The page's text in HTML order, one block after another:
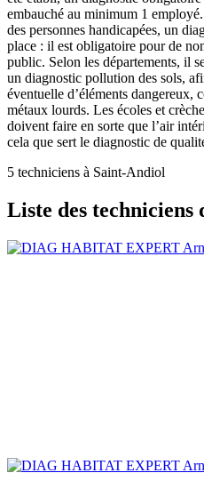
embauché au minimum 1
des personnes handicapées, un
place : il est obligatoire pour de
public. Selon les départements, il
un diagnostic pollution des sols,
éventuelle d’éléments dangereux,
métaux lourds. Les écoles et
doivent faire en sorte que l’air
cela que sert le diagnostic de
5 techniciens à Saint-Andiol
Liste des techniciens